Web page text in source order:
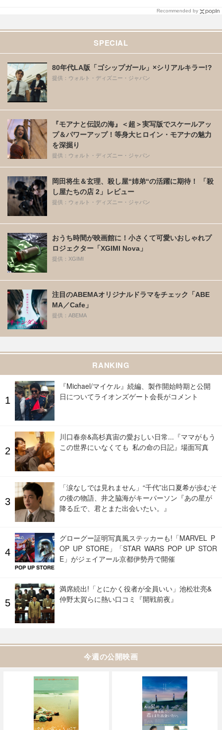
Recommended by
SPECIAL
80年代LA版「ゴシップガール」×シリアルキラー!?
提供：ウォルト・ディズニー・ジャパン
『モアナと伝説の海』＜超＞実写版でスケールアッ
プ＆パワーアップ！等身大ヒロイン・モアナの魅力
を深掘り
提供：ウォルト・ディズニー・ジャパン
岡田将生＆玄理、殺し屋“姉弟“の活躍に期待！ 「殺
し屋たちの店 2」レビュー
提供：ウォルト・ディズニー・ジャパン
おうち時間が映画館に！小さくて可愛いおしゃれプ
ロジェクター「XGIMI Nova」
提供：XGIMI
注目のABEMAオリジナルドラマをチェック「ABE
MA／Cafe」
提供：ABEMA
RANKING
『Michael/マイケル』続編、製作開始時期と公開
日についてライオンズゲート会長がコメント
川口春奈&高杉真宙の愛おしい日常...『ママがもう
この世界にいなくても 私の命の日記』場面写真
「涙なしでは見れません」“千代”出口夏希が歩むそ
の後の物語、井之脇海がキーパーソン『あの星が
降る丘で、君とまた出会いたい。』
グローグー証明写真風ステッカーも!「MARVEL P
OP UP STORE」「STAR WARS POP UP STOR
E」がジェイアール京都伊勢丹で開催
満席続出!「とにかく役者が全員いい」池松壮亮&
仲野太賀らに熱い口コミ『開戦前夜』
今週の公開映画